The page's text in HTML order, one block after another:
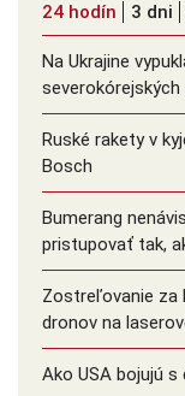
24 hodín 3 dni
Na Ukrajine
Ruské rakety v
Bosch
Bumerang
pristupovať tak,
Zostreľovanie za
dronov na
Ako USA bojujú